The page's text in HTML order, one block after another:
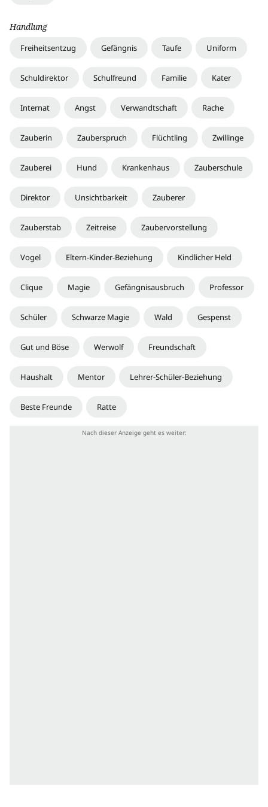
Handlung
Freiheitsentzug Gefängnis Taufe Uniform
Schuldirektor Schulfreund Familie Kater
Internat Angst Verwandtschaft Rache
Zauberin Zauberspruch Flüchtling Zwillinge
Zauberei Hund Krankenhaus Zauberschule
Direktor Unsichtbarkeit Zauberer
Zauberstab Zeitreise Zaubervorstellung
Vogel Eltern-Kinder-Beziehung Kindlicher Held
Clique Magie Gefängnisausbruch Professor
Schüler Schwarze Magie Wald Gespenst
Gut und Böse Werwolf Freundschaft
Haushalt Mentor Lehrer-Schüler-Beziehung
Beste Freunde Ratte